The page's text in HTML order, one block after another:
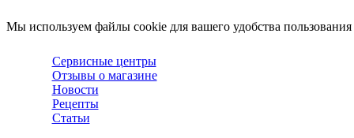
Мы используем файлы cookie для вашего удобства
Сервисные центры
Отзывы о магазине
Новости
Рецепты
Статьи